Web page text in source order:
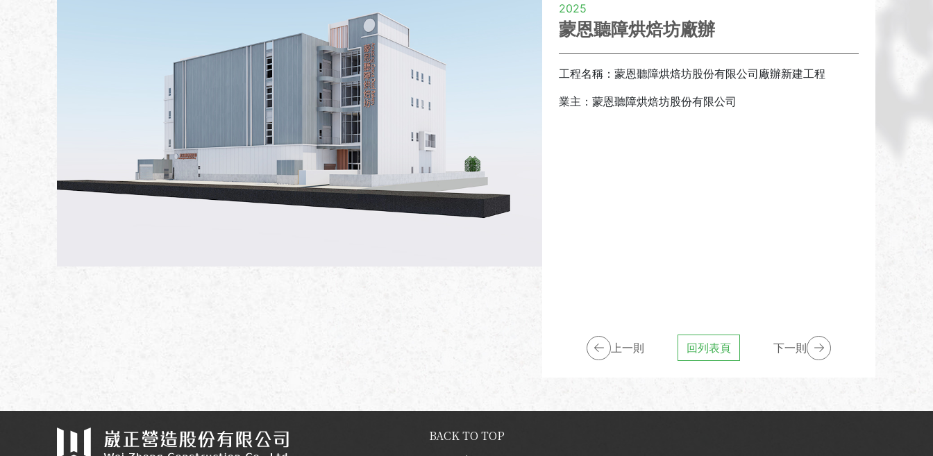
2025
蒙恩聽障烘焙坊廠辦
工程名稱：蒙恩聽障烘焙坊股份有限公司廠辦新建工程
業主：蒙恩聽障烘焙坊股份有限公司
上一則 回列表頁 下一則
BACK TO TOP